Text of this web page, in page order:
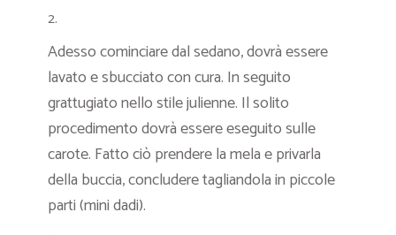
Adesso cominciare dal sedano, dovrà essere
lavato e sbucciato con cura. In seguito
grattugiato nello stile julienne. Il solito
procedimento dovrà essere eseguito sulle
carote. Fatto ciò prendere la mela e privarla
della buccia, concludere tagliandola in piccole
parti (mini dadi).